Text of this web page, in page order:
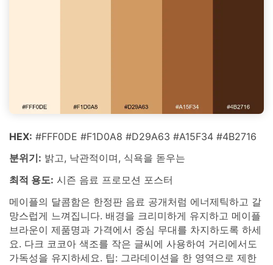
HEX: #FFF0DE #F1D0A8 #D29A63 #A15F34 #4B2716
분위기: 밝고, 낙관적이며, 식욕을 돋우는
최적 용도: 시즌 음료 프로모션 포스터
메이플의 달콤함은 한정판 음료 공개처럼 에너제틱하고 갈
망스럽게 느껴집니다. 배경을 크리미하게 유지하고 메이플
브라운이 제품명과 가격에서 중심 무대를 차지하도록 하세
요. 다크 코코아 색조를 작은 글씨에 사용하여 거리에서도
가독성을 유지하세요. 팁: 그라데이션을 한 영역으로 제한